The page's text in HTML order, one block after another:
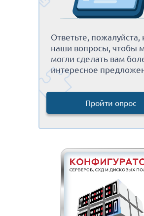
Ответьте, пожалуйста,
наши вопросы, чтобы
могли сделать вам
интересное
Пройти опрос